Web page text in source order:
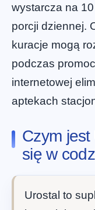
wystarcza na
porcji dziennej.
kuracje mogą
podczas
internetowej
aptekach
Czym
się w
Urostal to